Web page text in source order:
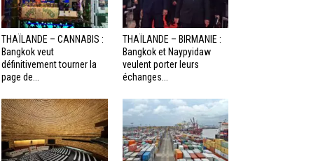
THAÏLANDE – CANNABIS :
Bangkok veut
définitivement tourner la
page de...
THAÏLANDE – BIRMANIE :
Bangkok et Naypyidaw
veulent porter leurs
échanges...